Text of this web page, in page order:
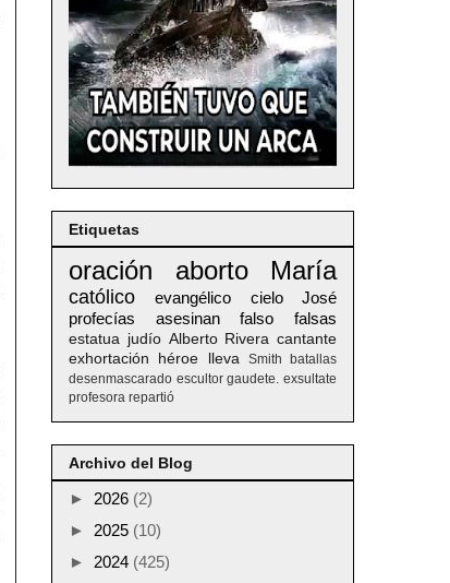
Etiquetas
oración aborto María
católico evangélico cielo
José
profecías
asesinan falso falsas
estatua judío Alberto Rivera cantante
exhortación
héroe lleva Smith
batallas
desenmascarado escultor gaudete. exsultate
profesora repartió
Archivo del Blog
► 2026 (2)
► 2025 (10)
► 2024 (425)